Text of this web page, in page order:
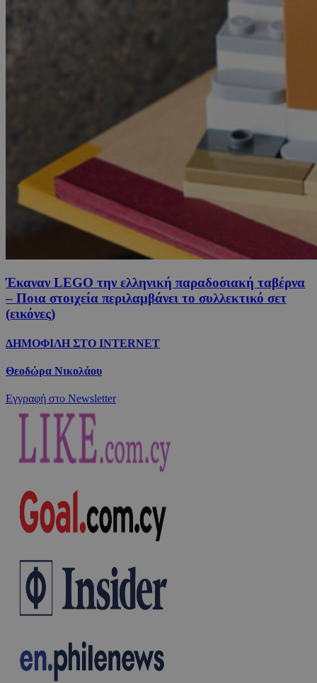
Έκαναν LEGO την ελληνική παραδοσιακή ταβέρνα
– Ποια στοιχεία περιλαμβάνει το συλλεκτικό σετ
(εικόνες)
ΔΗΜΟΦΙΛΗ ΣΤΟ INTERNET
Θεοδώρα Νικολάου
Εγγραφή στο Newsletter